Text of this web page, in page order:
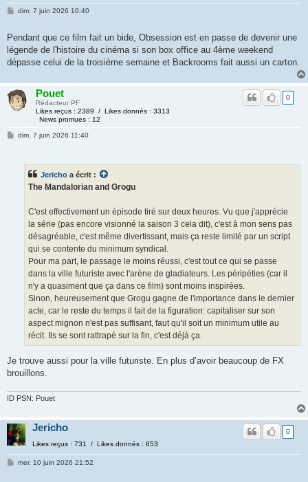
dim. 7 juin 2026 10:40
Pendant que ce film fait un bide, Obsession est en passe de devenir une
légende de l'histoire du cinéma si son box office au 4ème weekend
dépasse celui de la troisième semaine et Backrooms fait aussi un carton.
Pouet
Rédacteur PF
Likes reçus : 2389 / Likes donnés : 3313
News promues : 12
0
dim. 7 juin 2026 11:40
Jericho a écrit :
The Mandalorian and Grogu
C'est effectivement un épisode tiré sur deux heures. Vu que j'apprécie
la série (pas encore visionné la saison 3 cela dit), c'est à mon sens pas
désagréable, c'est même divertissant, mais ça reste limité par un script
qui se contente du minimum syndical.
Pour ma part, le passage le moins réussi, c'est tout ce qui se passe
dans la ville futuriste avec l'arène de gladiateurs. Les péripéties (car il
n'y a quasiment que ça dans ce film) sont moins inspirées.
Sinon, heureusement que Grogu gagne de l'importance dans le dernier
acte, car le reste du temps il fait de la figuration: capitaliser sur son
aspect mignon n'est pas suffisant, faut qu'il soit un minimum utile au
récit. Ils se sont rattrapé sur la fin, c'est déjà ça.
Je trouve aussi pour la ville futuriste. En plus d’avoir beaucoup de FX
brouillons.
ID PSN: Pouet
Jericho
Likes reçus : 731 / Likes donnés : 653
0
mer. 10 juin 2026 21:52